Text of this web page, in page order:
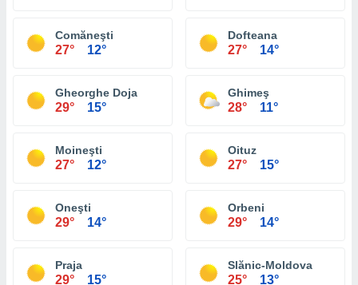
Comăneşti
27° 12°
Dofteana
27° 14°
Gheorghe Doja
29° 15°
Ghimeş
28° 11°
Moineşti
27° 12°
Oituz
27° 15°
Oneşti
29° 14°
Orbeni
29° 14°
Praja
29° 15°
Slănic-Moldova
25° 13°